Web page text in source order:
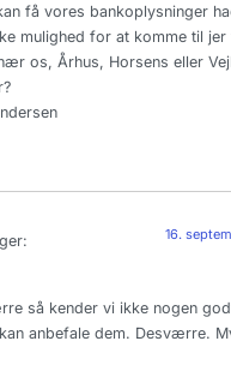
få vores bankoplysninger
mulighed for at komme til
os, Århus, Horsens eller
16.
så kender vi ikke nogen
anbefale dem. Desværre.